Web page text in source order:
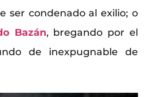
ser condenado al exilio; o
Bazán, bregando por el
de inexpugnable de